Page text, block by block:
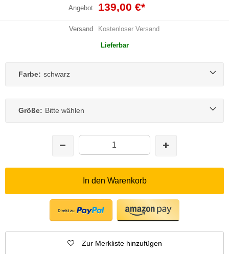
Angebot 139,00 €*
Versand Kostenloser Versand
Lieferbar
Farbe: schwarz
Größe: Bitte wählen
In den Warenkorb
Zur Merkliste hinzufügen